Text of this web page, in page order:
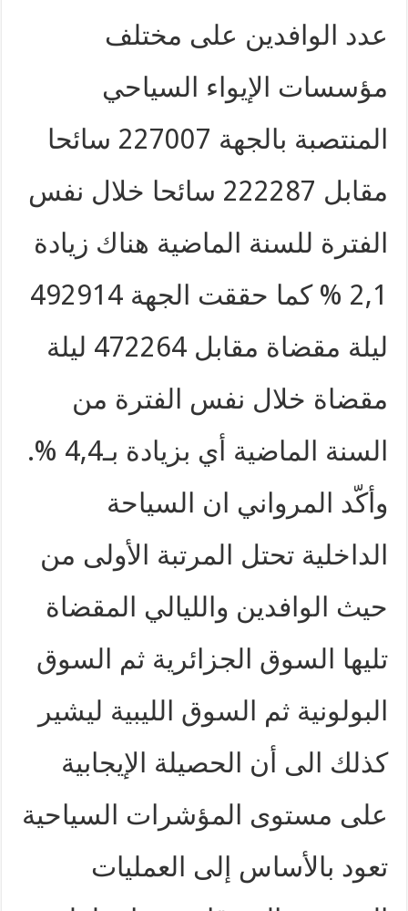
عدد الوافدين على مختلف
مؤسسات الإيواء السياحي
المنتصبة بالجهة 227007 سائحا
مقابل 222287 سائحا خلال نفس
الفترة للسنة الماضية هناك زيادة
2,1 % كما حققت الجهة 492914
ليلة مقضاة مقابل 472264 ليلة
مقضاة خلال نفس الفترة من
السنة الماضية أي بزيادة بـ4,4 %.
وأكّد المرواني ان السياحة
الداخلية تحتل المرتبة الأولى من
حيث الوافدين والليالي المقضاة
تليها السوق الجزائرية ثم السوق
البولونية ثم السوق الليبية ليشير
كذلك الى أن الحصيلة الإيجابية
على مستوى المؤشرات السياحية
تعود بالأساس إلى العمليات